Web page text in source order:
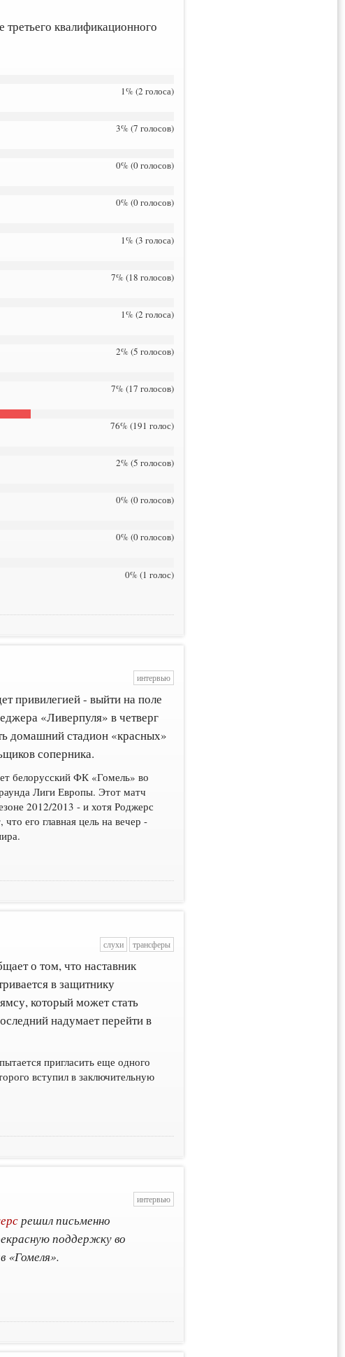
квалификационного
1% (2 голоса)
3% (7 голосов)
0% (0 голосов)
0% (0 голосов)
1% (3 голоса)
7% (18 голосов)
1% (2 голоса)
2% (5 голосов)
7% (17 голосов)
76% (191 голос)
2% (5 голосов)
0% (0 голосов)
0% (0 голосов)
0% (1 голос)
интервью
привилегией - выйти на поле
«Ливерпуля» в четверг
домашний стадион «красных»
соперника.
белорусский ФК «Гомель» во
Лиги Европы. Этот матч
2012/2013 - и хотя Роджерс
его главная цель на вечер -
слухи трансферы
о том, что наставник
в защитнику
который может стать
надумает перейти в
пригласить еще одного
вступил в заключительную
интервью
решил письменно
поддержку во
«Гомеля».